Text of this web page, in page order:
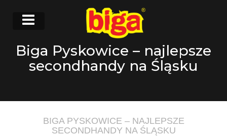
Biga Pyskowice – najlepsze
secondhandy na Śląsku
BIGA PYSKOWICE – NAJLEPSZE
SECONDHANDY NA ŚLĄSKU